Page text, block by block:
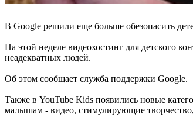
В Google решили еще больше обезопасить
На этой неделе видеохостинг для детского
неадекватных людей.
Об этом сообщает служба поддержки Google.
Также в YouTube Kids появились новые
малышам - видео, стимулирующие